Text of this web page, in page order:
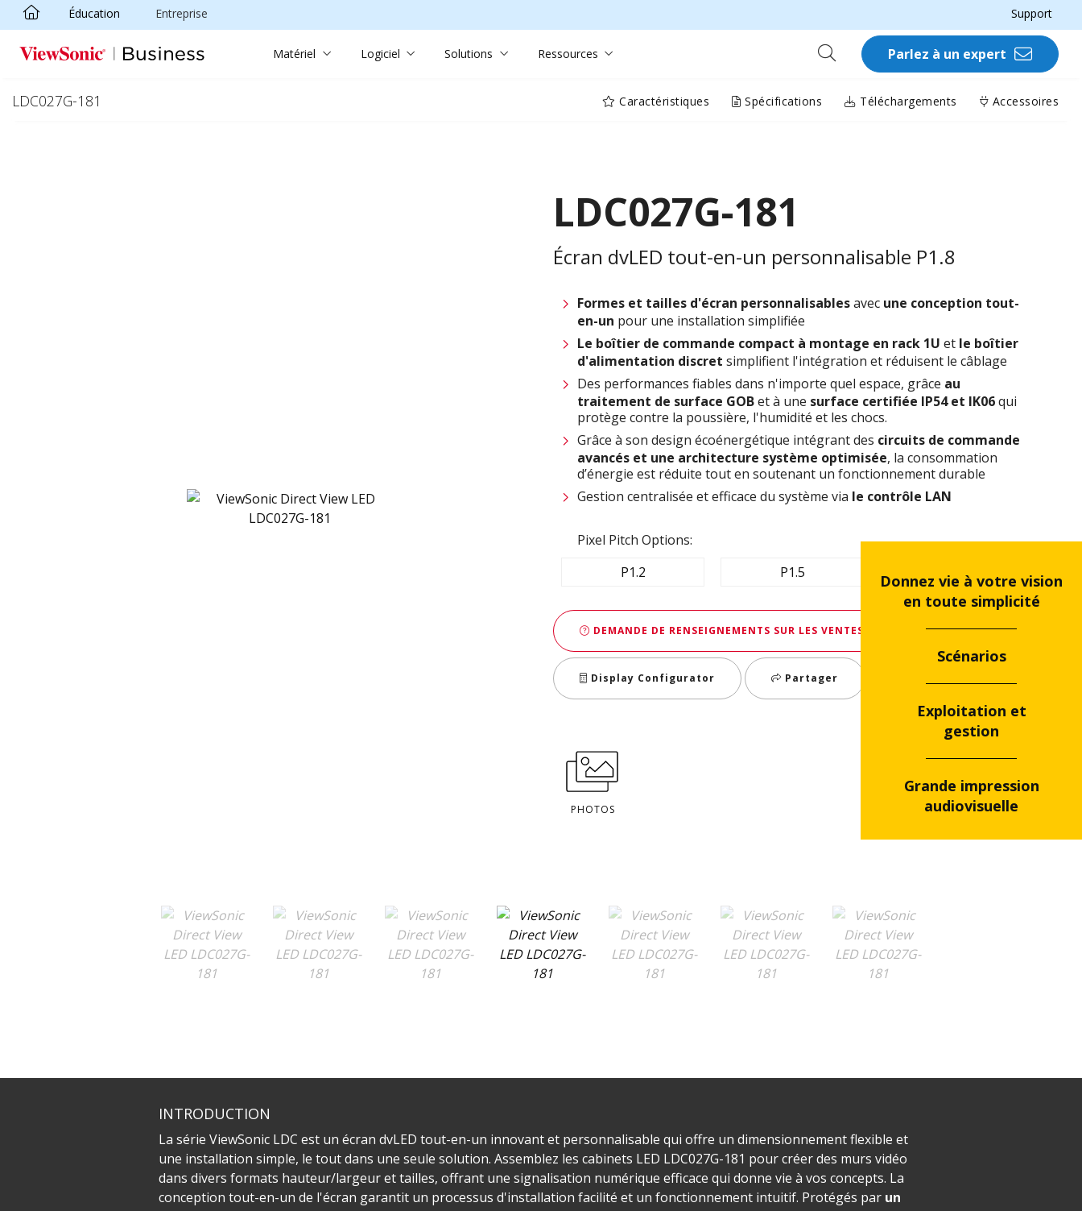
Passer au contenu principal
Éducation Entreprise Support
Matériel Logiciel Solutions Ressources Parlez à un expert
LDC027G-181 Caractéristiques Spécifications Téléchargements Accessoires
LDC027G-181
Écran dvLED tout-en-un personnalisable P1.8
Formes et tailles d'écran personnalisablesavec une conception tout-
en-un pour une installation simplifiée
Le boîtier de commande compact à montage en rack 1U et le boîtier
d'alimentation discret simplifient l'intégration et réduisent le câblage
Des performances fiables dans n'importe quel espace, grâce au
traitement de surface GOBet à une surface certifiée IP54 et IK06qui
protège contre la poussière, l'humidité et les chocs.
Grâce à son design écoénergétique intégrant des circuits de commande
avancés et une architecture système optimisée, la consommation
d’énergie est réduite tout en soutenant un fonctionnement durable
Gestion centralisée et efficace du système via le contrôle LAN
Pixel Pitch Options:
P1.2
P1.5 P1.8
DEMANDE DE RENSEIGNEMENTS SUR LES VENTES
Display Configurator Partager
PHOTOS
INTRODUCTION
La série ViewSonic LDC est un écran dvLED tout-en-un innovant et personnalisable qui offre un dimensionnement flexible et
une installation simple, le tout dans une seule solution. Assemblez les cabinets LED LDC027G-181 pour créer des murs vidéo
dans divers formats hauteur/largeur et tailles, offrant une signalisation numérique efficace qui donne vie à vos concepts. La
conception tout-en-un de l'écran garantit un processus d'installation facilité et un fonctionnement intuitif. Protégés par un
Donnez vie à votre vision
en toute simplicité
Scénarios
Exploitation et
gestion
Grande impression
audiovisuelle